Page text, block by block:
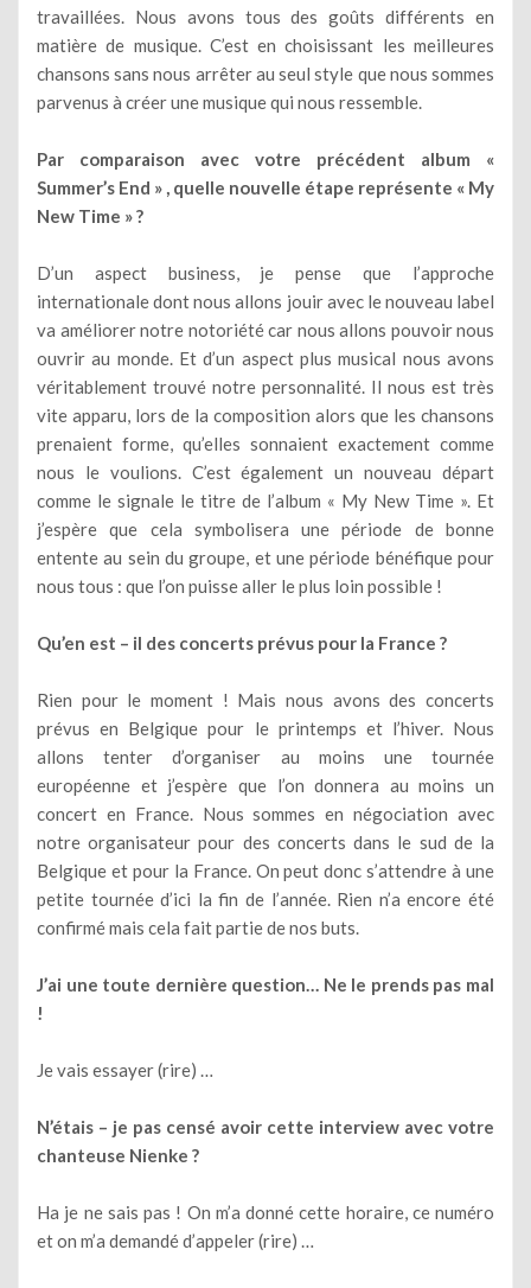
travaillées. Nous avons tous des goûts différents en
matière de musique. C’est en choisissant les meilleures
chansons sans nous arrêter au seul style que nous sommes
parvenus à créer une musique qui nous ressemble.
Par comparaison avec votre précédent album «
Summer’s End » , quelle nouvelle étape représente « My
New Time » ?
D’un aspect business, je pense que l’approche
internationale dont nous allons jouir avec le nouveau label
va améliorer notre notoriété car nous allons pouvoir nous
ouvrir au monde. Et d’un aspect plus musical nous avons
véritablement trouvé notre personnalité. Il nous est très
vite apparu, lors de la composition alors que les chansons
prenaient forme, qu’elles sonnaient exactement comme
nous le voulions. C’est également un nouveau départ
comme le signale le titre de l’album « My New Time ». Et
j’espère que cela symbolisera une période de bonne
entente au sein du groupe, et une période bénéfique pour
nous tous : que l’on puisse aller le plus loin possible !
Qu’en est – il des concerts prévus pour la France ?
Rien pour le moment ! Mais nous avons des concerts
prévus en Belgique pour le printemps et l’hiver. Nous
allons tenter d’organiser au moins une tournée
européenne et j’espère que l’on donnera au moins un
concert en France. Nous sommes en négociation avec
notre organisateur pour des concerts dans le sud de la
Belgique et pour la France. On peut donc s’attendre à une
petite tournée d’ici la fin de l’année. Rien n’a encore été
confirmé mais cela fait partie de nos buts.
J’ai une toute dernière question… Ne le prends pas mal
!
Je vais essayer (rire) …
N’étais – je pas censé avoir cette interview avec votre
chanteuse Nienke ?
Ha je ne sais pas ! On m’a donné cette horaire, ce numéro
et on m’a demandé d’appeler (rire) …